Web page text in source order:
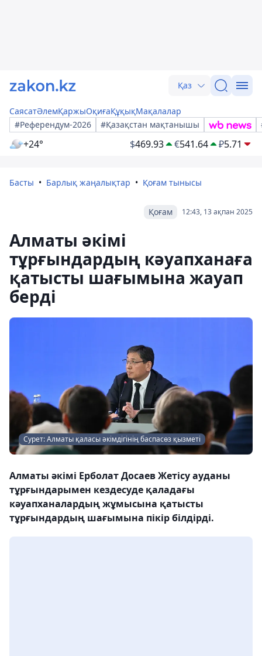
Қаз
СаясатӘлемҚаржыОқиғаҚұқықМақалалар
#Референдум-2026
#Қазақстан мақтанышы
+24° $469.93 €541.64 ₽5.71
Басты Барлық жаңалықтар Қоғам тынысы
12:43, 13 ақпан 2025
Қоғам
Алматы әкімі
тұрғындардың кәуапханаға
қатысты шағымына жауап
берді
Сурет: Алматы қаласы әкімдігінің баспасөз қызметі
Алматы әкімі Ерболат Досаев Жетісу ауданы
тұрғындарымен кездесуде қаладағы
кәуапханалардың жұмысына қатысты
тұрғындардың шағымына пікір білдірді.